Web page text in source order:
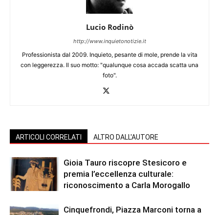
Lucio Rodinò
http://www.inquietonotizie.it
Professionista dal 2009. Inquieto, pesante di mole, prende la vita
con leggerezza. Il suo motto: "qualunque cosa accada scatta una
foto".
ARTICOLI CORRELATI ALTRO DALL'AUTORE
Gioia Tauro riscopre Stesicoro e
premia l’eccellenza culturale:
riconoscimento a Carla Morogallo
Cinquefrondi, Piazza Marconi torna a